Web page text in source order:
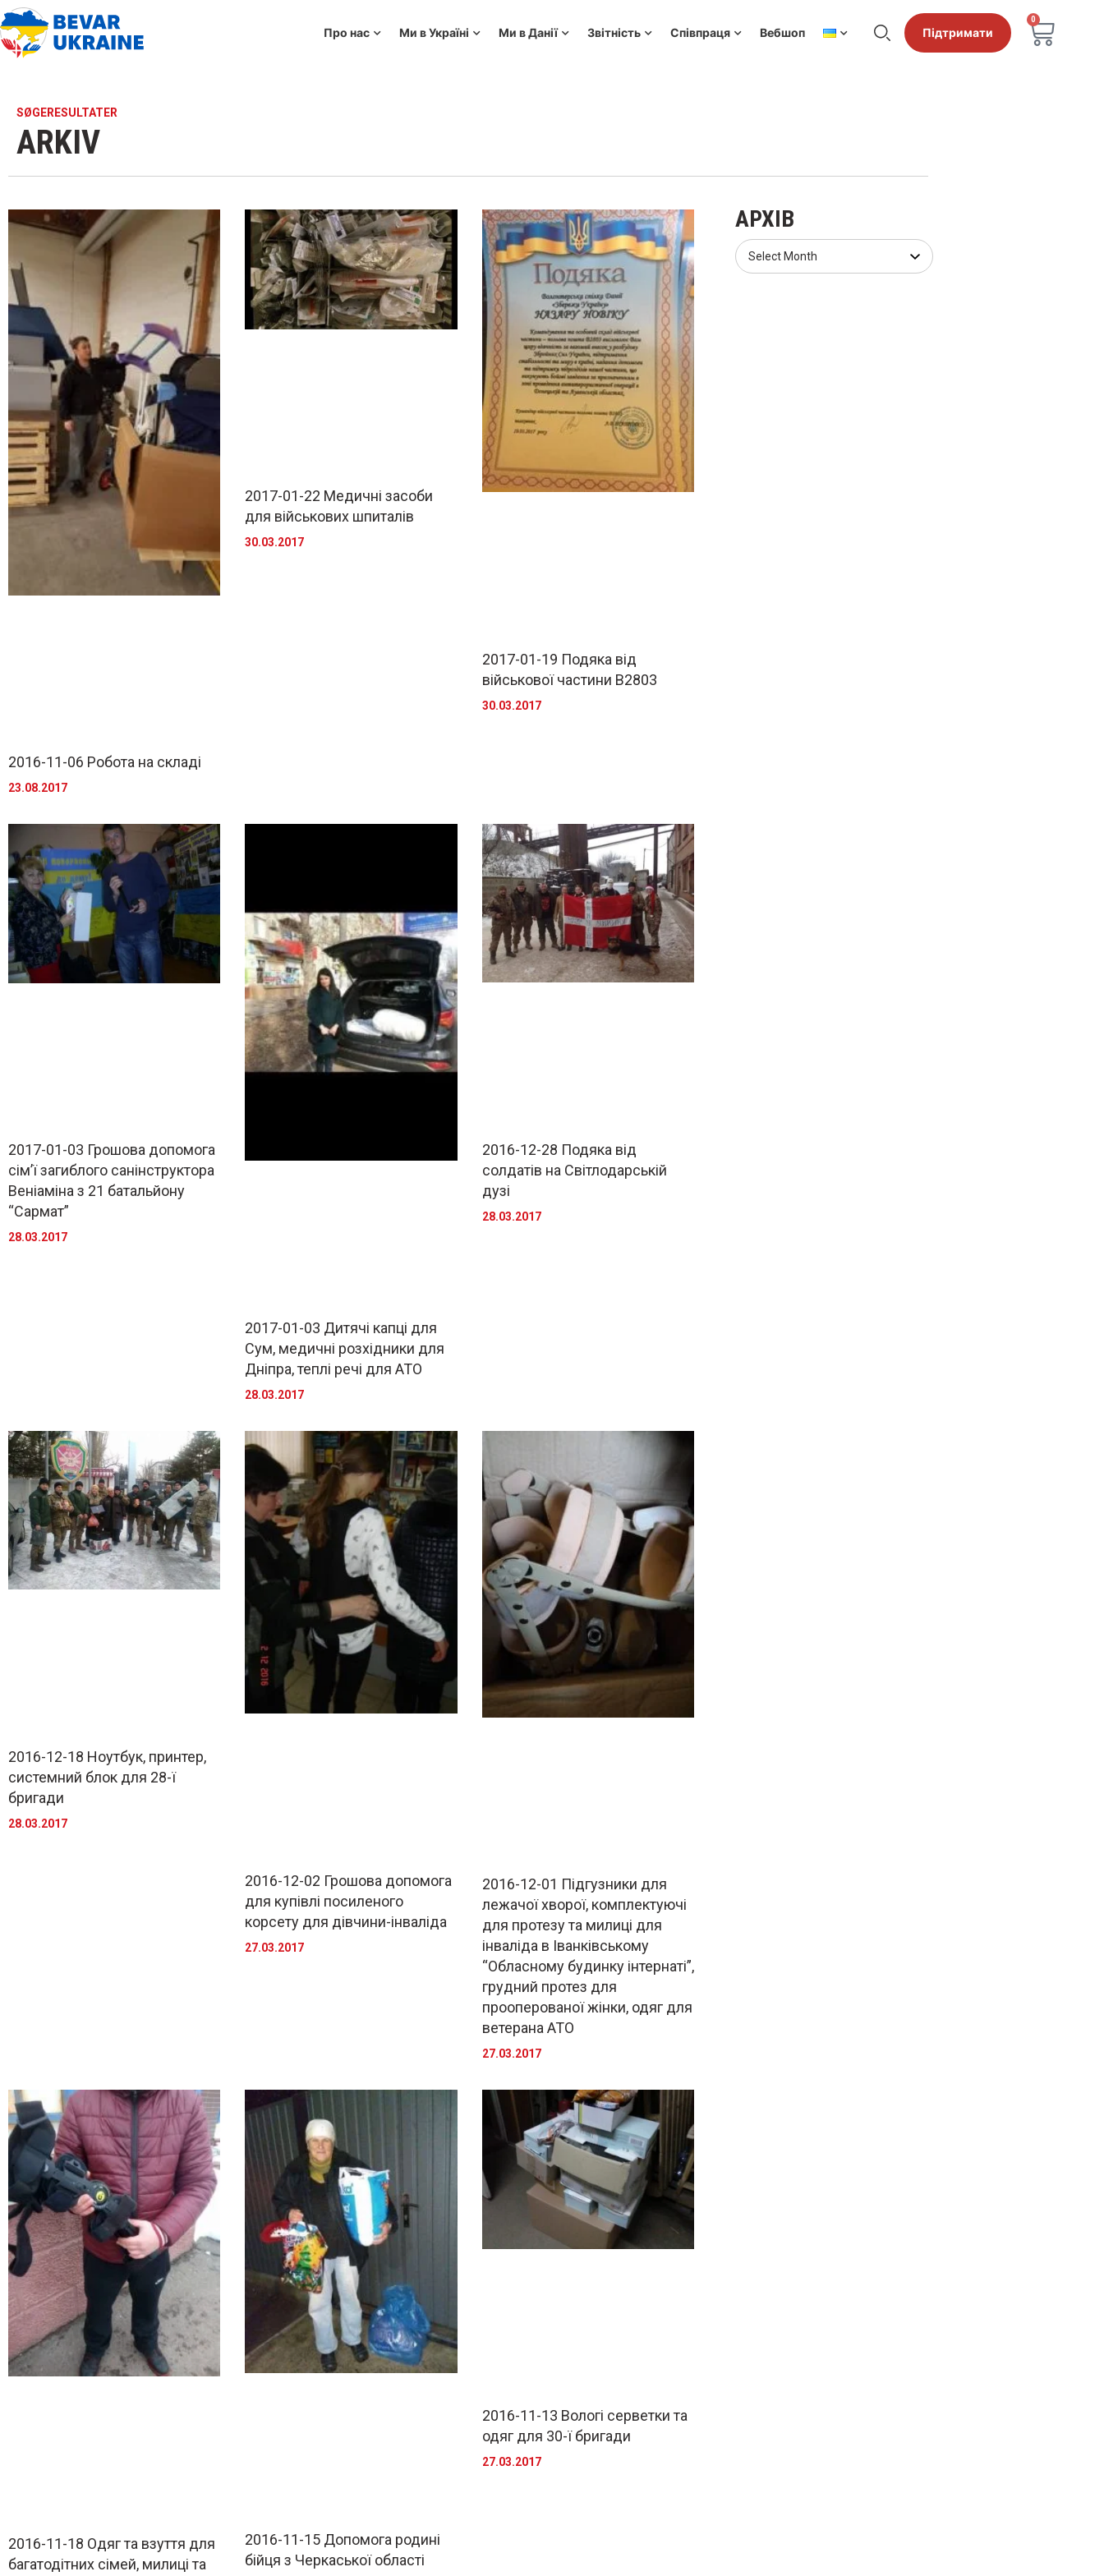
Про нас Ми в Україні Ми в Данії Звітність Співпраця Вебшоп Підтримати
0
SØGERESULTATER
ARKIV
2016-11-06 Робота на складі
23.08.2017
2017-01-22 Медичні засоби
для військових шпиталів
30.03.2017
2017-01-19 Подяка від
військової частини В2803
30.03.2017
2017-01-03 Грошова допомога
сім’ї загиблого санінструктора
Веніаміна з 21 батальйону
“Сармат”
28.03.2017
2017-01-03 Дитячі капці для
Сум, медичні розхідники для
Дніпра, теплі речі для АТО
28.03.2017
2016-12-28 Подяка від
солдатів на Світлодарській
дузі
28.03.2017
2016-12-18 Ноутбук, принтер,
системний блок для 28-ї
бригади
28.03.2017
2016-12-02 Грошова допомога
для купівлі посиленого
корсету для дівчини-інваліда
27.03.2017
2016-12-01 Підгузники для
лежачої хворої, комплектуючі
для протезу та милиці для
інваліда в Іванківському
“Обласному будинку інтернаті”,
грудний протез для
прооперованої жінки, одяг для
ветерана АТО
27.03.2017
2016-11-18 Одяг та взуття для
багатодітних сімей, милиці та
2016-11-15 Допомога родині
бійця з Черкаської області
2016-11-13 Вологі серветки та
одяг для 30-ї бригади
27.03.2017
АРХІВ